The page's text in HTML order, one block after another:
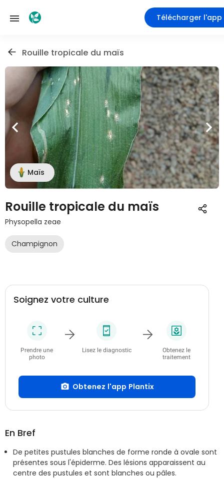
Télécharger l'app
Rouille tropicale du maïs
Maïs
Rouille tropicale du maïs
Physopella zeae
Champignon
Soignez votre culture
Prendre une
photo
Lisez le diagnostic
Obtenez le
traitement
Obtenez l'app Plantix
En Bref
De petites pustules blanches de forme ronde à ovale sont
présentes sous l'épiderme. Des lésions apparaissent au
centre des pustules et sont blanches ou pâles.